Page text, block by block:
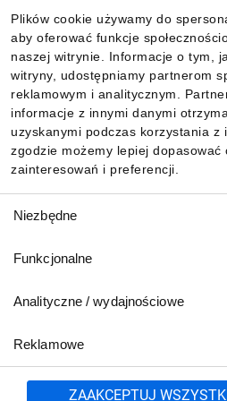
Plików cookie używamy do
aby oferować funkcje
naszej witrynie. Informacje o tym,
witryny, udostępniamy partnerom
reklamowym i analitycznym.
informacje z innymi danymi
uzyskanymi podczas korzystania z
zgodzie możemy lepiej dopasować
zainteresowań i preferencji.
zgody
Niezbędne
Funkcjonalne
Analityczne / wydajnościowe
Reklamowe
ZAAKCEPTUJ
2. Jaka jest różnica między cewką
Tesys D?
Obie cewki BD oraz BL są na
cewka BL cechuje się mniejszym
tradycyjna BD (tylko 100 mA). W
możliwości zamontowania styków
takich jak: LADN22.
3. Jaka jest różnica między cewką
Tesys D?
Cewki P7 oraz P5 produktowane są
230V AC. Nowa cewka P5
Cewka o symbolu P5 nie jest
4. Czy możliwe jest użycie
Informacje
Pobierz naszą
801 500 700 lub